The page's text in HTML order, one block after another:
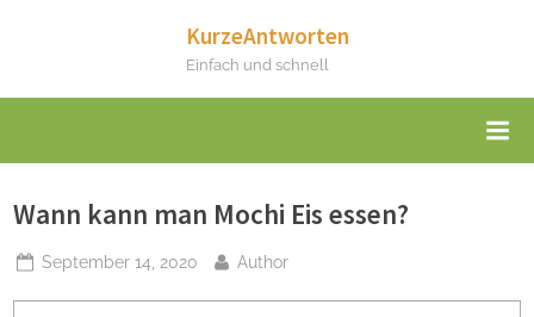
KurzeAntworten
Einfach und schnell
Wann kann man Mochi Eis essen?
Posted
September 14, 2020 By
Author